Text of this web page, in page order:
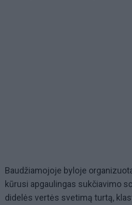
Baudžiamojoje byloje
kūrusi apgaulingas sukčiavimo
didelės vertės svetimą turtą,